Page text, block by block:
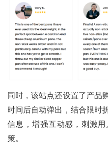
同时，该站点还设置了产品
时间后自动弹出，结合限时
信息，增强互动感，刺激
策。